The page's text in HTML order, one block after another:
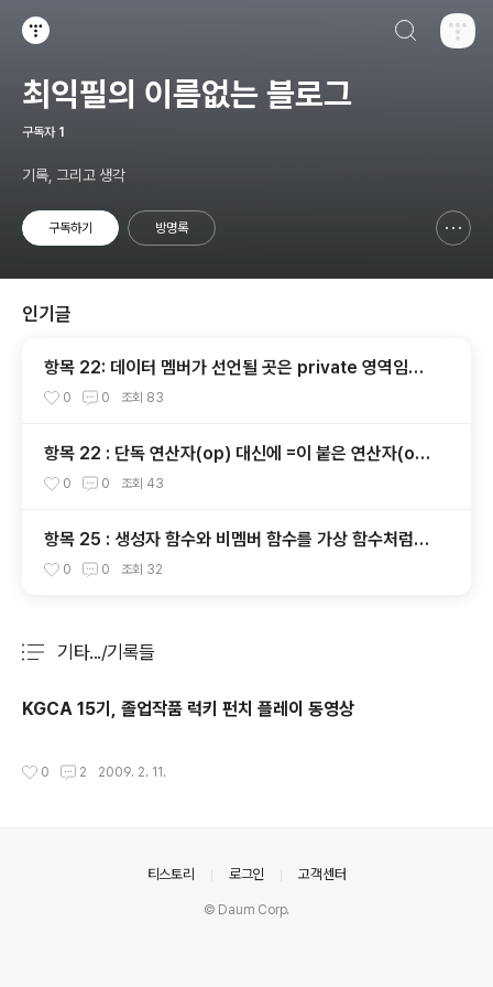
최익필의 이름없는 블로그
구독자 1
기록, 그리고 생각
구독하기 방명록
인기글
항목 22: 데이터 멤버가 선언될 곳은 private 영역임을
명심하자
0 0 조회 83
항목 22 : 단독 연산자(op) 대신에 =이 붙은 연산자(op
=)를 사용하는 것이 좋을 때가 있다.
0 0 조회 43
항목 25 : 생성자 함수와 비멤버 함수를 가상 함수처럼
만드는 방법
0 0 조회 32
기타.../기록들
KGCA 15기, 졸업작품 럭키 펀치 플레이 동영상
0 2 2009. 2. 11.
티스토리 로그인 고객센터
© Daum Corp.